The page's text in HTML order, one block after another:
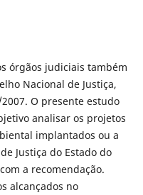
órgãos judiciais também
Nacional de Justiça,
O presente estudo
analisar os projetos
implantados ou a
Justiça do Estado do
a recomendação.
alcançados no